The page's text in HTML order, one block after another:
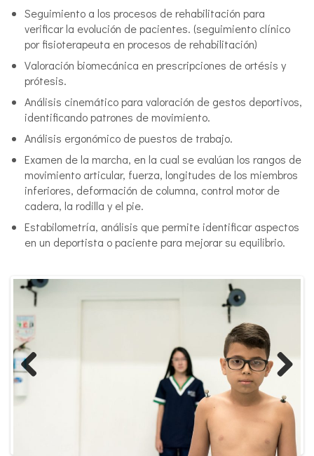
Seguimiento a los procesos de rehabilitación para
verificar la evolución de pacientes. (seguimiento clínico
por fisioterapeuta en procesos de rehabilitación)
Valoración biomecánica en prescripciones de ortésis y
prótesis.
Análisis cinemático para valoración de gestos deportivos,
identificando patrones de movimiento.
Análisis ergonómico de puestos de trabajo.
Examen de la marcha, en la cual se evalúan los rangos de
movimiento articular, fuerza, longitudes de los miembros
inferiores, deformación de columna, control motor de
cadera, la rodilla y el pie.
Estabilometría, análisis que permite identificar aspectos
en un deportista o paciente para mejorar su equilibrio.
Previous